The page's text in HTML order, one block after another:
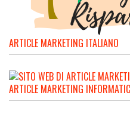
ARTICLE MARKETING ITALIANO
ARTICLE MARKETING